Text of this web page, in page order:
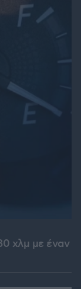
χλμ με έναν